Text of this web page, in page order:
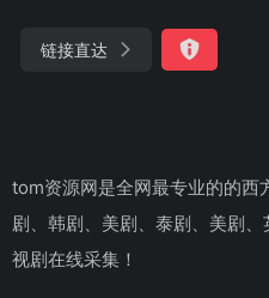
链接直达
tom资源网是全网最专业的的西
剧、韩剧、美剧、泰剧、美剧
视剧在线采集！